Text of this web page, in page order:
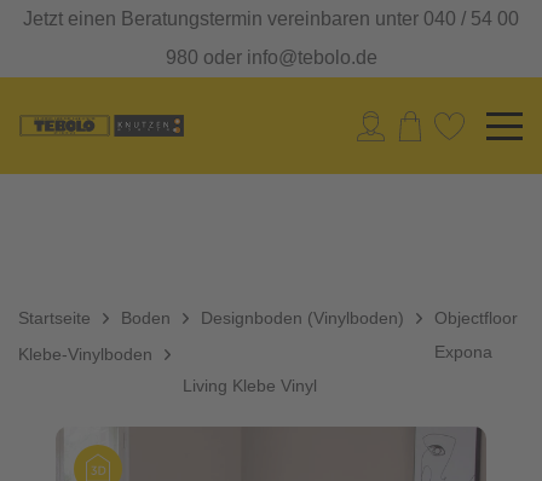
Jetzt einen Beratungstermin vereinbaren unter 040 / 54 00
980 oder info@tebolo.de
Startseite Boden
Designboden (Vinylboden)
Klebe-Vinylboden
Objectfloor
Expona
Living Klebe Vinyl